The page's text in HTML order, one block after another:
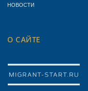
НОВОСТИ
О САЙТЕ